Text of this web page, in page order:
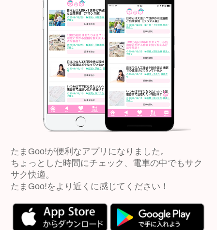
たまGoo!が便利なアプリになりました。
ちょっとした時間にチェック、電車の中でもサク
サク快適。
たまGoo!をより近くに感じてください！